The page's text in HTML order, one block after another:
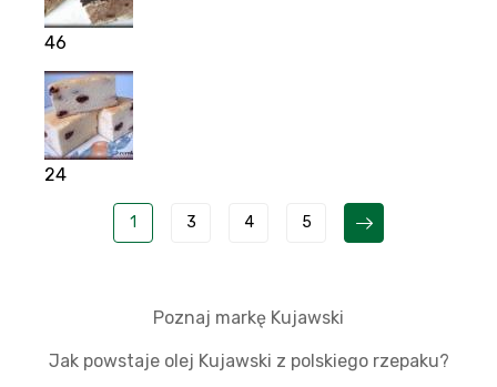
46
24
1 3 4 5
Poznaj markę Kujawski
Jak powstaje olej Kujawski z polskiego rzepaku?